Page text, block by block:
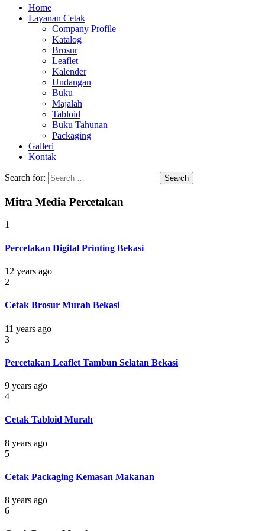
Home
Layanan Cetak
Company Profile
Katalog
Brosur
Leaflet
Kalender
Undangan
Buku
Majalah
Tabloid
Buku Tahunan
Packaging
Galleri
Kontak
Search for:
Mitra Media Percetakan
1
Percetakan Digital Printing Bekasi
12 years ago
2
Cetak Brosur Murah Bekasi
11 years ago
3
Percetakan Leaflet Tambun Selatan Bekasi
9 years ago
4
Cetak Tabloid Murah
8 years ago
5
Cetak Packaging Kemasan Makanan
8 years ago
6